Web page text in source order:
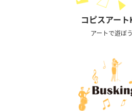
コピスアー
アートで遊ぼう